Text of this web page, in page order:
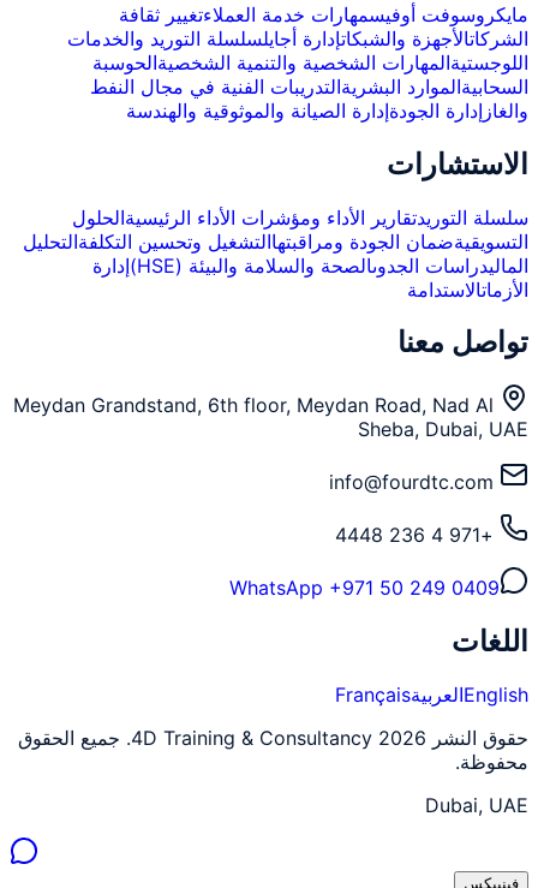
مايكروسوفت أوفيسمهارات خدمة العملاءتغيير ثقافة
الشركاتالأجهزة والشبكاتإدارة أجايلسلسلة التوريد والخدمات
اللوجستيةالمهارات الشخصية والتنمية الشخصيةالحوسبة
السحابيةالموارد البشريةالتدريبات الفنية في مجال النفط
والغاز إدارة الجودةإدارة الصيانة والموثوقية والهندسة
الاستشارات
سلسلة التوريدتقارير الأداء ومؤشرات الأداء الرئيسيةالحلول
التسويقيةضمان الجودة ومراقبتهاالتشغيل وتحسين التكلفةالتحليل
الماليدراسات الجدوىالصحة والسلامة والبيئة (HSE)
إدارة
الأزماتالاستدامة
تواصل معنا
Meydan Grandstand, 6th floor, Meydan Road, Nad Al
Sheba, Dubai, UAE
info@fourdtc.com
+971 4 236 4448
WhatsApp +971 50 249 0409
اللغات
EnglishالعربيةFrançais
حقوق النشر 2026 4D Training & Consultancy. جميع الحقوق
محفوظة.
Dubai, UAE
فينييكس